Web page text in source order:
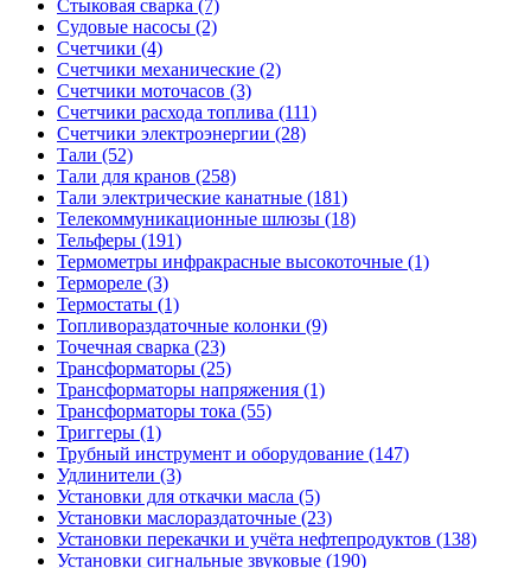
Стыковая сварка (7)
Судовые насосы (2)
Счетчики (4)
Счетчики механические (2)
Счетчики моточасов (3)
Счетчики расхода топлива (111)
Счетчики электроэнергии (28)
Тали (52)
Тали для кранов (258)
Тали электрические канатные (181)
Телекоммуникационные шлюзы (18)
Тельферы (191)
Термометры инфракрасные высокоточные (1)
Термореле (3)
Термостаты (1)
Топливораздаточные колонки (9)
Точечная сварка (23)
Трансформаторы (25)
Трансформаторы напряжения (1)
Трансформаторы тока (55)
Триггеры (1)
Трубный инструмент и оборудование (147)
Удлинители (3)
Установки для откачки масла (5)
Установки маслораздаточные (23)
Установки перекачки и учёта нефтепродуктов (138)
Установки сигнальные звуковые (190)